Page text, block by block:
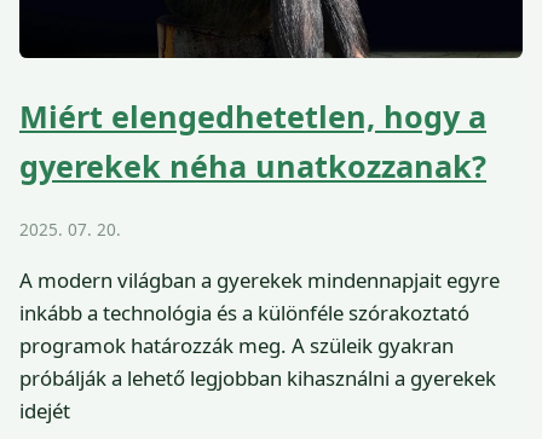
Miért elengedhetetlen, hogy a
gyerekek néha unatkozzanak?
2025. 07. 20.
A modern világban a gyerekek mindennapjait egyre
inkább a technológia és a különféle szórakoztató
programok határozzák meg. A szüleik gyakran
próbálják a lehető legjobban kihasználni a gyerekek
idejét